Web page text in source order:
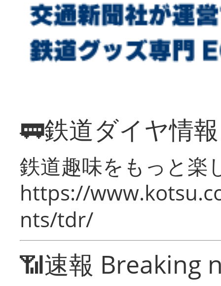
🚃鉄道ダイヤ情
鉄道趣味をもっと楽
https://
nts/tdr/
📶速報 Breaking